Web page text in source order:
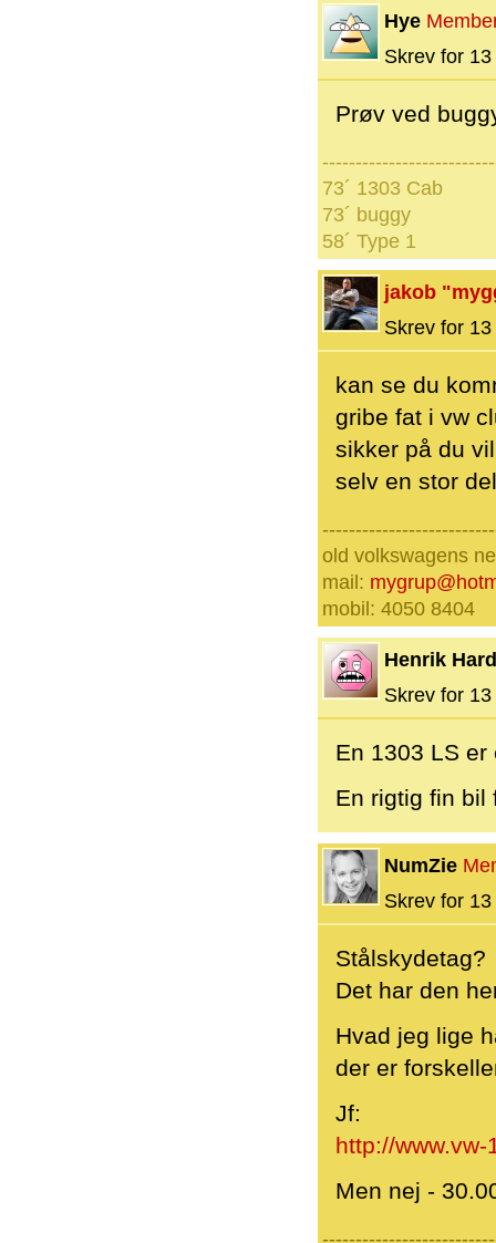
Hye
Skrev for
Prøv ved
73´ 1303 Cab
73´ buggy
58´ Type 1
jakob
Skrev for
kan se du
gribe fat i vw
sikker på du
selv en stor
old volkswagens
mail:
mobil: 4050 8404
Henrik
Skrev for
En 1303 LS
En rigtig fin
NumZie
Skrev for
Stålskydetag?
Det har den
Hvad jeg lige
der er
Jf:
http://
Men nej -